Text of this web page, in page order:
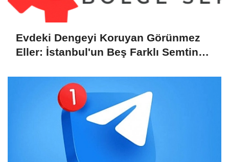
Evdeki Dengeyi Koruyan Görünmez
Eller: İstanbul'un Beş Farklı Semtinde